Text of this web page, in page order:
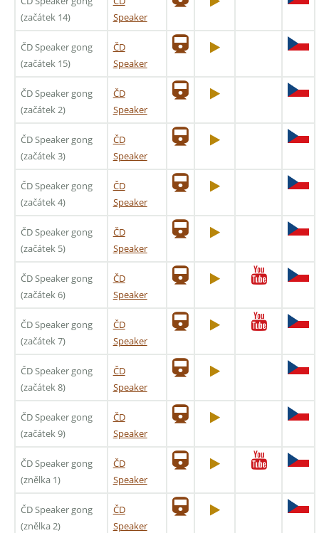
(začátek 14)
Speaker
ČD Speaker gong
(začátek 15)
ČD
Speaker
ČD Speaker gong
(začátek 2)
ČD
Speaker
ČD Speaker gong
(začátek 3)
ČD
Speaker
ČD Speaker gong
(začátek 4)
ČD
Speaker
ČD Speaker gong
(začátek 5)
ČD
Speaker
ČD Speaker gong
(začátek 6)
ČD
Speaker
ČD Speaker gong
(začátek 7)
ČD
Speaker
ČD Speaker gong
(začátek 8)
ČD
Speaker
ČD Speaker gong
(začátek 9)
ČD
Speaker
ČD Speaker gong
(znělka 1)
ČD
Speaker
ČD Speaker gong
(znělka 2)
ČD
Speaker